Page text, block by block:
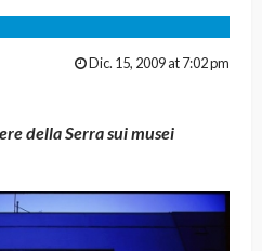
Dic. 15, 2009 at 7:02 pm
della Serra sui musei